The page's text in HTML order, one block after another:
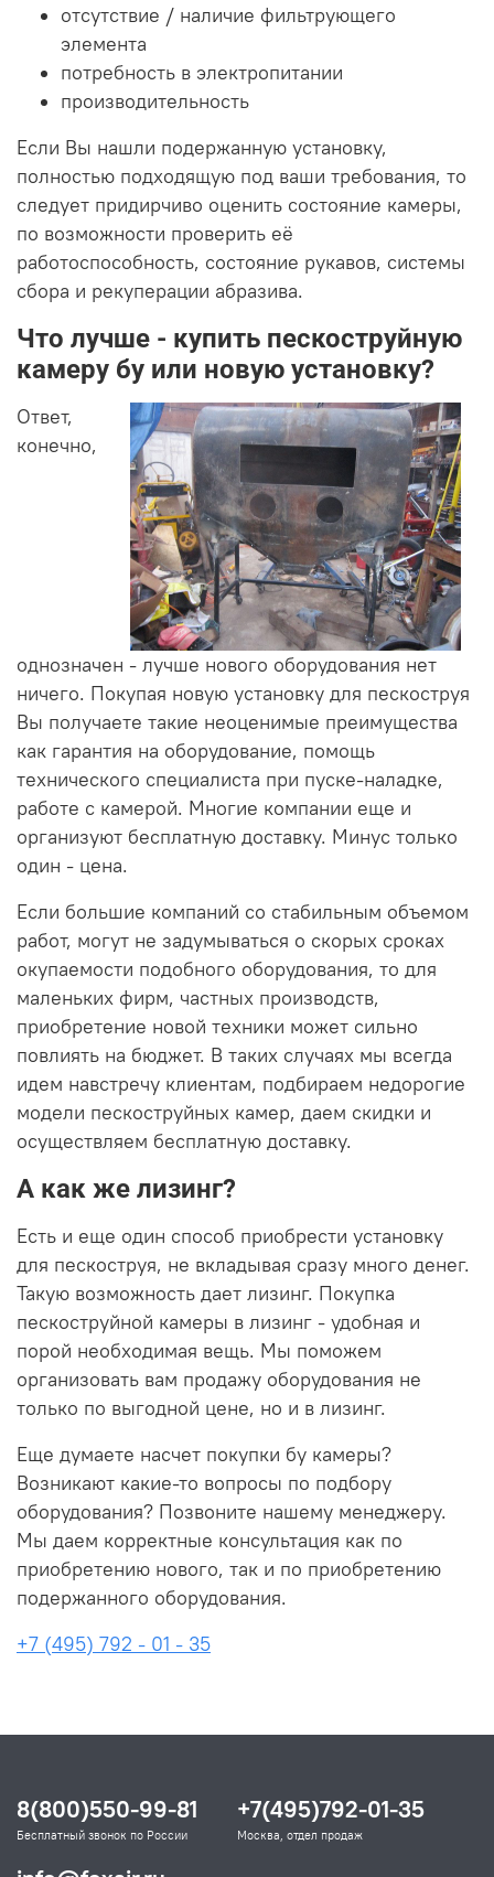
отсутствие / наличие фильтрующего
элемента
потребность в электропитании
производительность
Если Вы нашли подержанную установку,
полностью подходящую под ваши требования, то
следует придирчиво оценить состояние камеры,
по возможности проверить её
работоспособность, состояние рукавов, системы
сбора и рекуперации абразива.
Что лучше - купить пескоструйную
камеру бу или новую установку?
Ответ,
конечно,
однозначен - лучше нового оборудования нет
ничего. Покупая новую установку для пескоструя
Вы получаете такие неоценимые преимущества
как гарантия на оборудование, помощь
технического специалиста при пуске-наладке,
работе с камерой. Многие компании еще и
организуют бесплатную доставку. Минус только
один - цена.
Если большие компаний со стабильным объемом
работ, могут не задумываться о скорых сроках
окупаемости подобного оборудования, то для
маленьких фирм, частных производств,
приобретение новой техники может сильно
повлиять на бюджет. В таких случаях мы всегда
идем навстречу клиентам, подбираем недорогие
модели пескоструйных камер, даем скидки и
осуществляем бесплатную доставку.
А как же лизинг?
Есть и еще один способ приобрести установку
для пескоструя, не вкладывая сразу много денег.
Такую возможность дает лизинг. Покупка
пескоструйной камеры в лизинг - удобная и
порой необходимая вещь. Мы поможем
организовать вам продажу оборудования не
только по выгодной цене, но и в лизинг.
Еще думаете насчет покупки бу камеры?
Возникают какие-то вопросы по подбору
оборудования? Позвоните нашему менеджеру.
Мы даем корректные консультация как по
приобретению нового, так и по приобретению
подержанного оборудования.
+7 (495) 792 - 01 - 35
8(800)550-99-81
Бесплатный звонок по России
+7(495)792-01-35
Москва, отдел продаж